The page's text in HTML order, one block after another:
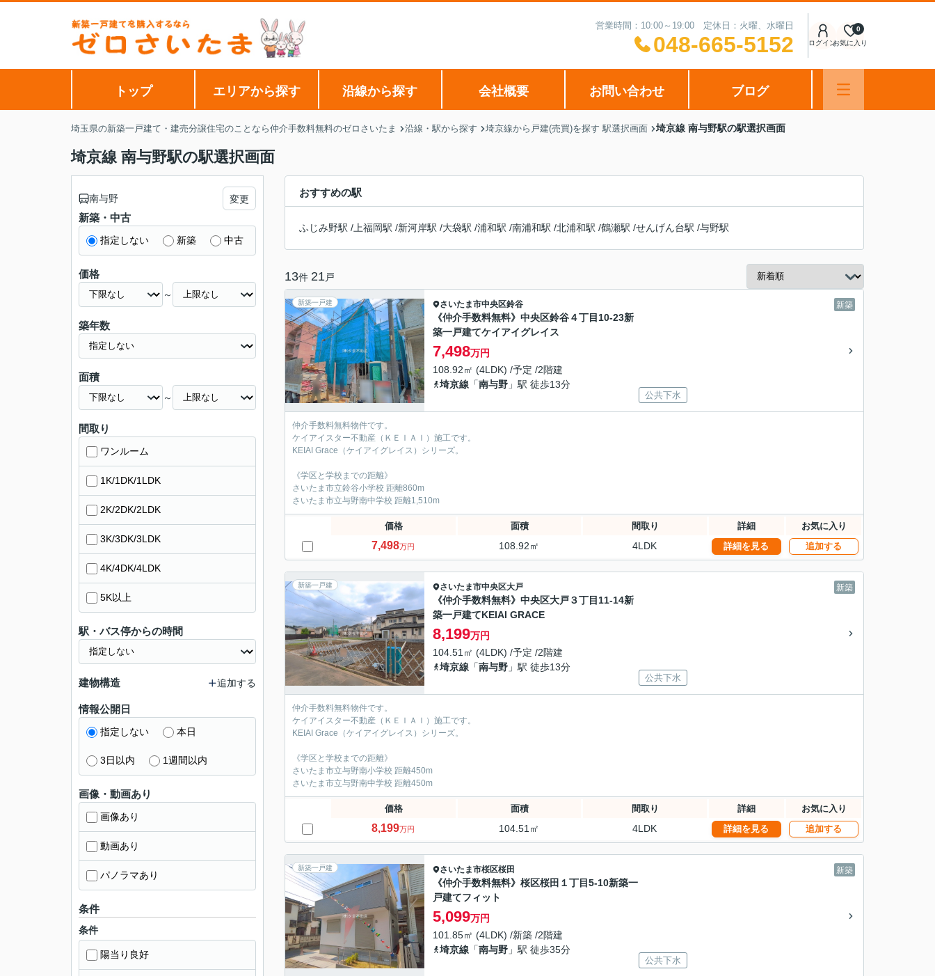
営業時間：10:00～19:00 定休日：火曜、水曜日
048-665-5152 ログインお気に入り
0
トップ エリアから探す 沿線から探す 会社概要 お問い合わせ ブログ
埼玉県の新築一戸建て・建売分譲住宅のことなら仲介手数料無料のゼロさいたま 沿線・駅から探す 埼京線から戸建(売買)を探す 駅選択画面 埼京線 南与野駅の駅選択画面
埼京線 南与野駅の駅選択画面
おすすめの駅
ふじみ野駅 / 上福岡駅 /新河岸駅 /大袋駅 /浦和駅 /南浦和駅 /北浦和駅 /鶴瀬駅 /せんげん台駅 /与野駅
13件 21 戸
新築一戸建 新築
さいたま市中央区鈴谷
《仲介手数料無料》中央区鈴谷４丁目10-23新
築一戸建てケイアイグレイス
7,498万円
108.92㎡ (4LDK) /予定 /2階建
埼京線 「南与野 」駅 徒歩13分
公共下水
仲介手数料無料物件です。
ケイアイスター不動産（ＫＥＩＡＩ）施工です。
‎KEIAI Grace（ケイアイグレイス）シリーズ。
《学区と学校までの距離》
さいたま市立鈴谷小学校 距離860m
さいたま市立与野南中学校 距離1,510m
価格 面積 間取り 詳細 お気に入り
7,498万円 108.92㎡ 4LDK 詳細を見る 追加する
新築一戸建 新築
さいたま市中央区大戸
《仲介手数料無料》中央区大戸３丁目11-14新
築一戸建てKEIAI GRACE
8,199万円
104.51㎡ (4LDK) /予定 /2階建
埼京線 「南与野 」駅 徒歩13分
公共下水
仲介手数料無料物件です。
ケイアイスター不動産（ＫＥＩＡＩ）施工です。
‎KEIAI Grace（ケイアイグレイス）シリーズ。
《学区と学校までの距離》
さいたま市立与野南小学校 距離450m
さいたま市立与野南中学校 距離450m
価格 面積 間取り 詳細 お気に入り
8,199万円 104.51㎡ 4LDK 詳細を見る 追加する
新築一戸建 新築
さいたま市桜区桜田
《仲介手数料無料》桜区桜田１丁目5-10新築一
戸建てフィット
5,099万円
101.85㎡ (4LDK) /新築 /2階建
埼京線 「南与野 」駅 徒歩35分
公共下水
南与野 変更
新築・中古
指定しない 新築 中古
価格
～
築年数
面積
～
間取り
ワンルーム
1K/1DK/1LDK
2K/2DK/2LDK
3K/3DK/3LDK
4K/4DK/4LDK
5K以上
駅・バス停からの時間
建物構造 追加する
情報公開日
指定しない 本日
3日以内 1週間以内
画像・動画あり
画像あり
動画あり
パノラマあり
条件
条件
陽当り良好